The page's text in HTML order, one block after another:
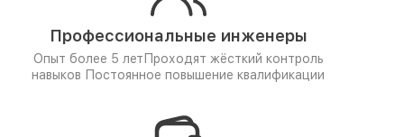
Профессиональные инженеры
Опыт более 5 лет Проходят жёсткий контроль
навыков Постоянное повышение квалификации